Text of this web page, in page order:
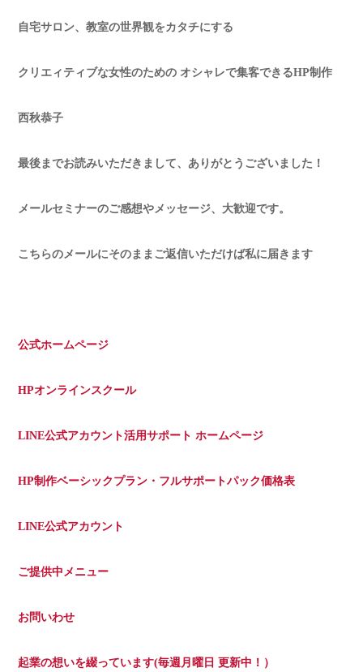
自宅サロン、教室の世界観をカタチにする
クリエィティブな女性のための オシャレで集客できるHP制作
西秋恭子
最後までお読みいただきまして、ありがとうございました！
メールセミナーのご感想やメッセージ、大歓迎です。
こちらのメールにそのままご返信いただけば私に届きます
公式ホームページ
HPオンラインスクール
LINE公式アカウント活用サポート ホームページ
HP制作ベーシックプラン・フルサポートパック価格表
LINE公式アカウント
ご提供中メニュー
お問いわせ
起業の想いを綴っています(毎週月曜日 更新中！）